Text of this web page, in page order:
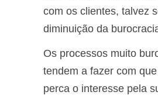
com os clientes, talvez
diminuição da
Os processos muito
tendem a fazer com
perca o interesse pela